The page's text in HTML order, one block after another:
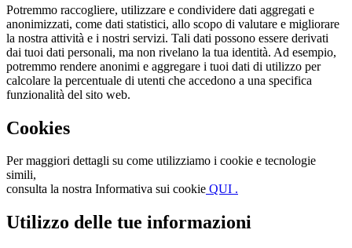
Potremmo raccogliere, utilizzare e condividere dati aggregati e
anonimizzati, come dati statistici, allo scopo di valutare e migliorare
la nostra attività e i nostri servizi. Tali dati possono essere derivati
dai tuoi dati personali, ma non rivelano la tua identità. Ad esempio,
potremmo rendere anonimi e aggregare i tuoi dati di utilizzo per
calcolare la percentuale di utenti che accedono a una specifica
funzionalità del sito web.
Cookies
Per maggiori dettagli su come utilizziamo i cookie e tecnologie
simili,
consulta la nostra Informativa sui cookie QUI .
Utilizzo delle tue informazioni